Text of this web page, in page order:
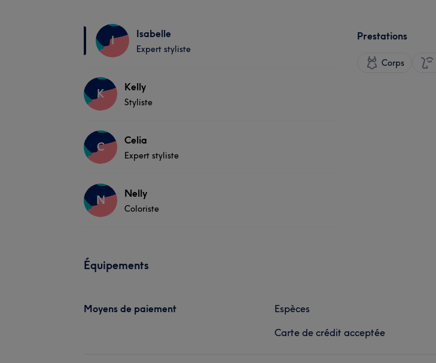
I Isabelle
Expert styliste
K Kelly
Styliste
C Celia
Expert styliste
N Nelly
Coloriste
Prestations
Corps
Équipements
Moyens de paiement
Espèces
Carte de crédit acceptée